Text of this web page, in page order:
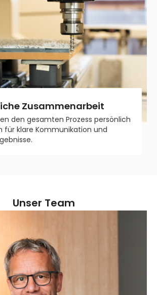
Zusammenarbeit
den gesamten Prozess persönlich
für klare Kommunikation und
Unser Team